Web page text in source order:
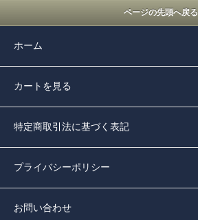
ページの先頭へ戻る
ホーム
カートを見る
特定商取引法に基づく表記
プライバシーポリシー
お問い合わせ